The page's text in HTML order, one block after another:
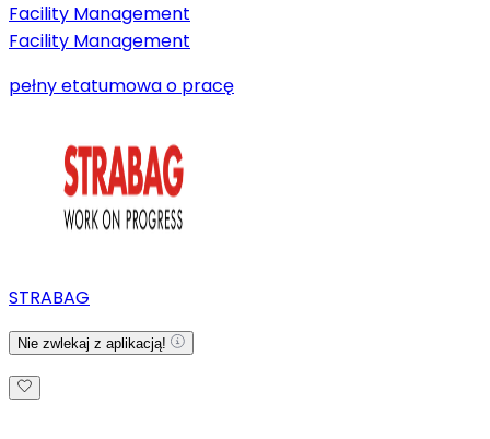
Facility Management
Facility Management
pełny etatumowa o pracę
STRABAG
Nie zwlekaj z aplikacją!